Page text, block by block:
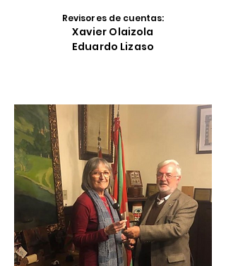
Revisores de cuentas:
Xavier Olaizola
Eduardo Lizaso